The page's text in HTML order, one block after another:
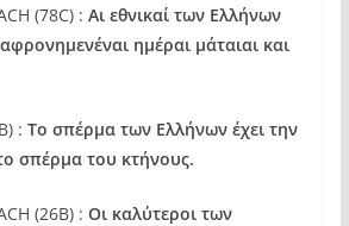
(78C) : Αι εθνικαί των Ελλήνων
ημέραι μάταιαι και
: Το σπέρμα των Ελλήνων έχει την
σπέρμα του κτήνους.
(26Β) : Οι καλύτεροι των